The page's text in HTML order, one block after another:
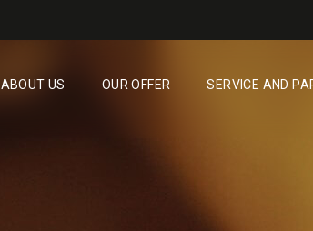
ABOUT US OUR OFFER SERVICE AND